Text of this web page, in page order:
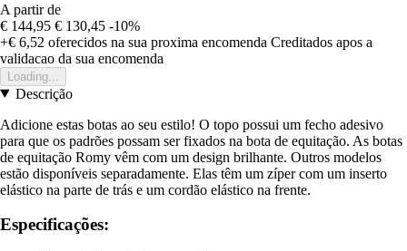
A partir de
€ 144,95 € 130,45 -10%
+€ 6,52 oferecidos na sua proxima encomenda Creditados apos a
validacao da sua encomenda
Loading...
Descrição
Adicione estas botas ao seu estilo! O topo possui um fecho adesivo
para que os padrões possam ser fixados na bota de equitação. As botas
de equitação Romy vêm com um design brilhante. Outros modelos
estão disponíveis separadamente. Elas têm um zíper com um inserto
elástico na parte de trás e um cordão elástico na frente.
Especificações: